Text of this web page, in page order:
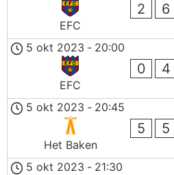
EFC
2 6
5 okt 2023 - 20:00
EFC
0 4
5 okt 2023 - 20:45
Het Baken
5 5
5 okt 2023 - 21:30